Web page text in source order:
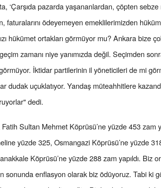
‘Çarşıda pazarda yaşananlardan, çöpten
faturalarını ödeyemeyen emeklilerimizden
hükümet ortakları görmüyor mu? Ankara bize
zamanı niye yanımızda değil. Seçimden
İktidar partilerinin il yöneticileri de mi
dudak uçuklatıyor. Yandaş müteahhitlere
dedi.
Sultan Mehmet Köprüsü’ne yüzde 453 zam
yüzde 325, Osmangazi Köprüsü’ne yüzde
Köprüsü’ne yüzde 288 zam yapıldı. Biz
sonunda enflasyon olarak biz ödüyoruz. Tabi ki